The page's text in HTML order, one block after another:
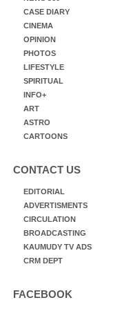
CASE DIARY
CINEMA
OPINION
PHOTOS
LIFESTYLE
SPIRITUAL
INFO+
ART
ASTRO
CARTOONS
CONTACT US
EDITORIAL
ADVERTISMENTS
CIRCULATION
BROADCASTING
KAUMUDY TV ADS
CRM DEPT
FACEBOOK